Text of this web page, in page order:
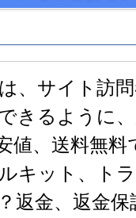
、サイト訪
きるように
値、送料無
キット、ト
返金、返金